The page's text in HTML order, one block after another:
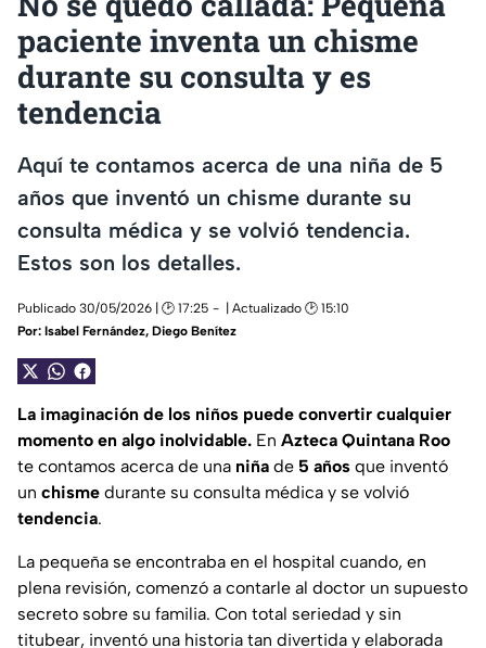
paciente inventa un chisme
durante su consulta y es
tendencia
Aquí te contamos acerca de una niña de 5
años que inventó un chisme durante su
consulta médica y se volvió tendencia.
Estos son los detalles.
Publicado 30/05/2026 | 🕑 17:25
| Actualizado 🕑 15:10
Por: Isabel Fernández, Diego Benítez
La imaginación de los niños puede convertir cualquier
momento en algo inolvidable. En Azteca Quintana Roo
te contamos acerca de una niña de 5 años que inventó
un chisme durante su consulta médica y se volvió
tendencia.
La pequeña se encontraba en el hospital cuando, en
plena revisión, comenzó a contarle al doctor un supuesto
secreto sobre su familia. Con total seriedad y sin
titubear, inventó una historia tan divertida y elaborada